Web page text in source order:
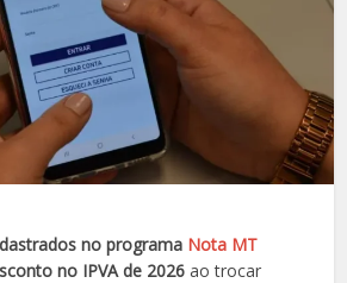
no programa Nota MT
no IPVA de 2026 ao trocar